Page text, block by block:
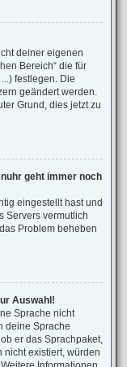
deiner eigenen
Bereich“ die für
festlegen. Die
geändert werden.
Grund, dies jetzt zu
geht immer noch
eingestellt hast und
Servers vermutlich
Problem beheben
Auswahl!
Sprache nicht
deine Sprache
er das Sprachpaket,
nicht existiert, würden